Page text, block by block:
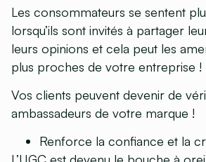
Les consommateurs se sentent
lorsqu’ils sont invités à partager
leurs opinions et cela peut les
plus proches de votre entreprise !
Vos clients peuvent devenir de
ambassadeurs de votre marque !
Renforce la confiance et la